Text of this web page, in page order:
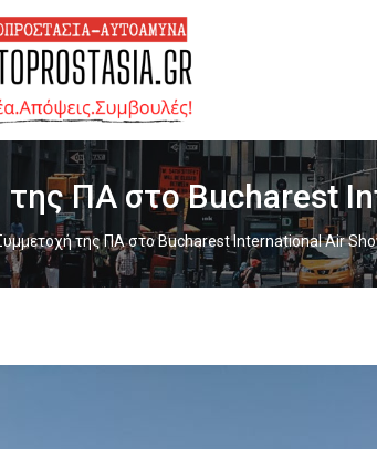
ΠΑ στο Bucharest
της ΠΑ στο Bucharest International Air